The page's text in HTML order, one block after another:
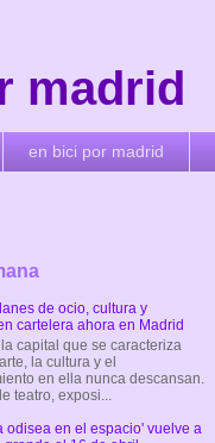
madrid
en bici por madrid
de ocio, cultura y
cartelera ahora en Madrid
capital que se caracteriza
la cultura y el
en ella nunca descansan.
teatro, exposi...
odisea en el espacio' vuelve a